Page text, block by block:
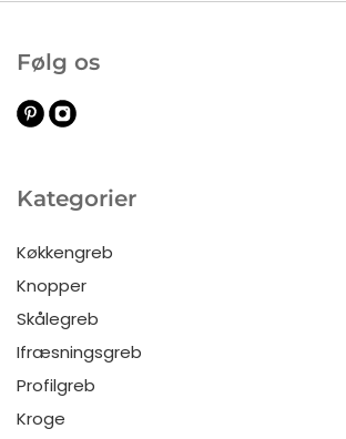
Kategorier
Køkkengreb
Knopper
Skålegreb
Ifræsningsgreb
Profilgreb
Kroge
Følg os